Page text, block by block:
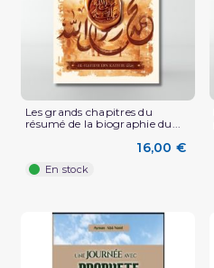
Les grands chapitres du
résumé de la biographie du...
16,00 €
En stock